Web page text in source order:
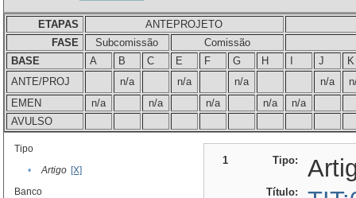
ETAPAS
ANTEPROJETO
FASE
Subcomissão
Comissão
BASE
A B C E F G H J
K
ANTE/PROJ
n/a n/a n/a n/a
EMEN
n/a n/a n/a n/a
n/a
AVULSO
Tipo
•
Artigo [X]
Banco
1 Tipo:
Título: